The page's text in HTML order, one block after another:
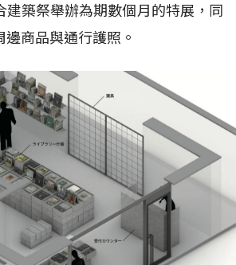
建築祭舉辦為期數個月的特展，同
商品與通行護照。